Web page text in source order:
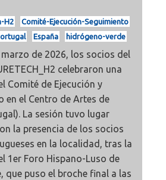
H2
Comité-Ejecución-Seguimiento
España hidrógeno-verde
marzo de 2026, los socios del
celebraron una
Comité de Ejecución y
en el Centro de Artes de
La sesión tuvo lugar
la presencia de los socios
en la localidad, tras la
1er Foro Hispano-Luso de
que puso el broche final a las